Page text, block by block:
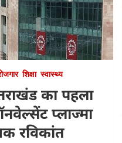
शिक्षा स्वास्थ्य
का पहला
प्लाज्मा
रविकांत